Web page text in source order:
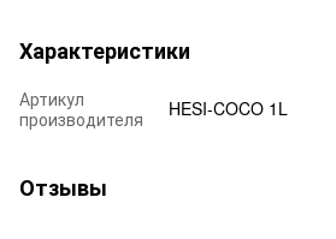
Характеристики
Артикул
производителя
HESI-COCO 1L
Отзывы